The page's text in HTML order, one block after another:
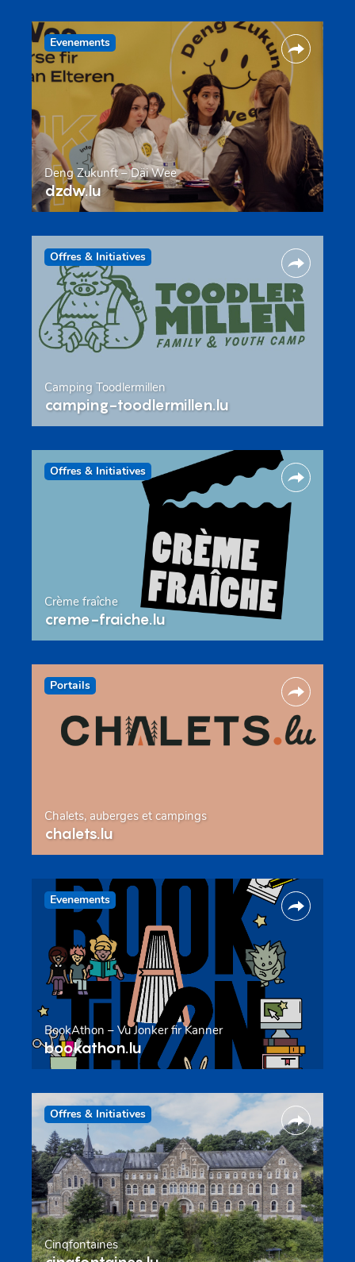
Evenements
Deng Zukunft – Däi Wee
dzdw.lu
Offres & Initiatives
Camping Toodlermillen
camping-toodlermillen.lu
Offres & Initiatives
Crème fraîche
creme-fraiche.lu
Portails
Chalets, auberges et campings
chalets.lu
Evenements
BookAthon – Vu Jonker fir Kanner
bookathon.lu
Offres & Initiatives
Cinqfontaines